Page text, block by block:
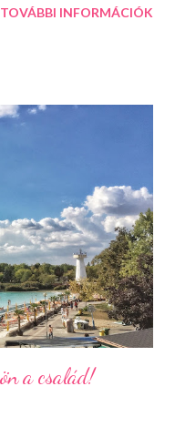
az indiánok és a kelták is
mi is
elszívja a negatív
minket. Hogyan
működik a
szimpatikus fát
április és október között
a fák...
TOVÁBBI INFORMÁCIÓK
a család!